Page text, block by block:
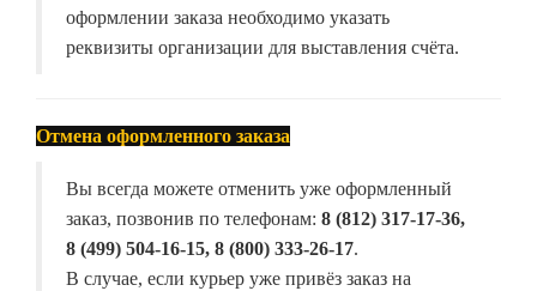
оформлении заказа необходимо указать
реквизиты организации для выставления счёта.
Отмена оформленного заказа
Вы всегда можете отменить уже оформленный
заказ, позвонив по телефонам: 8 (812) 317-17-36,
8 (499) 504-16-15, 8 (800) 333-26-17.
В случае, если курьер уже привёз заказ на